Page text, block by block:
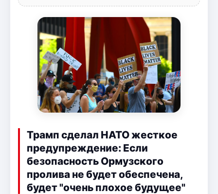
Трамп сделал НАТО жесткое
предупреждение: Если
безопасность Ормузского
пролива не будет обеспечена,
будет "очень плохое будущее"